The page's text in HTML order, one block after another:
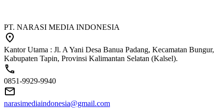
PT. NARASI MEDIA INDONESIA
Kantor Utama : Jl. A Yani Desa Banua Padang, Kecamatan Bungur,
Kabupaten Tapin, Provinsi Kalimantan Selatan (Kalsel).
0851-9929-9940
narasimediaindonesia@gmail.com